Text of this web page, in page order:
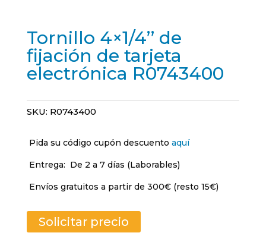
Tornillo 4×1/4’’ de
fijación de tarjeta
electrónica R0743400
SKU: R0743400
Pida su código cupón descuento aquí
Entrega: De 2 a 7 días (Laborables)
Envíos gratuitos a partir de 300€ (resto 15€)
Solicitar precio